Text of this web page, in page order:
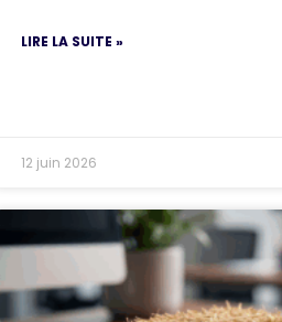
LIRE LA SUITE »
12 juin 2026